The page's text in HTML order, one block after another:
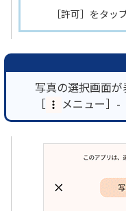
［許可］をタッ
写真の選択画面が
［
メニュー］-